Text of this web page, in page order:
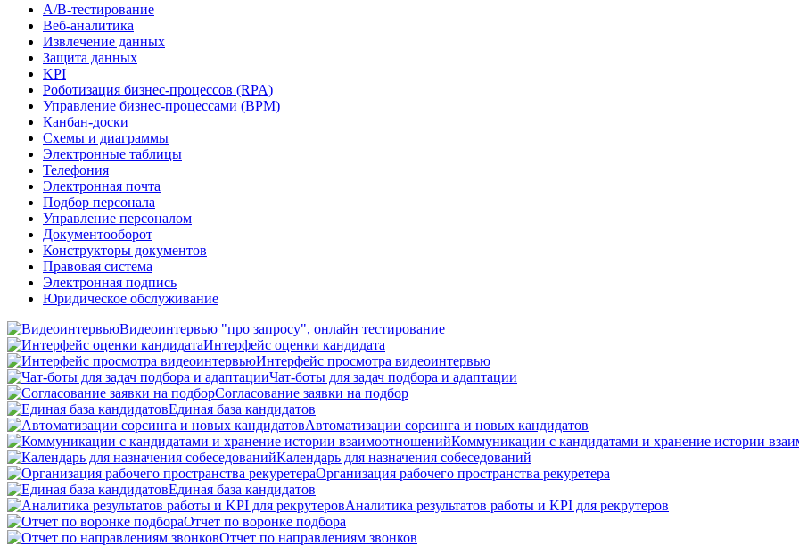
А/B-тестирование
Веб-аналитика
Извлечение данных
Защита данных
KPI
Роботизация бизнес-процессов (RPA)
Управление бизнес-процессами (BPM)
Канбан-доски
Схемы и диаграммы
Электронные таблицы
Телефония
Электронная почта
Подбор персонала
Управление персоналом
Документооборот
Конструкторы документов
Правовая система
Электронная подпись
Юридическое обслуживание
Видеоинтервью "про запросу", онлайн тестирование
Интерфейс оценки кандидата
Интерфейс просмотра видеоинтервью
Чат-боты для задач подбора и адаптации
Согласование заявки на подбор
Единая база кандидатов
Автоматизации сорсинга и новых кандидатов
Коммуникации с кандидатами и хранение истории
Календарь для назначения собеседований
Организация рабочего пространства рекуретера
Единая база кандидатов
Аналитика результатов работы и KPI для рекрутеров
Отчет по воронке подбора
Отчет по направлениям звонков